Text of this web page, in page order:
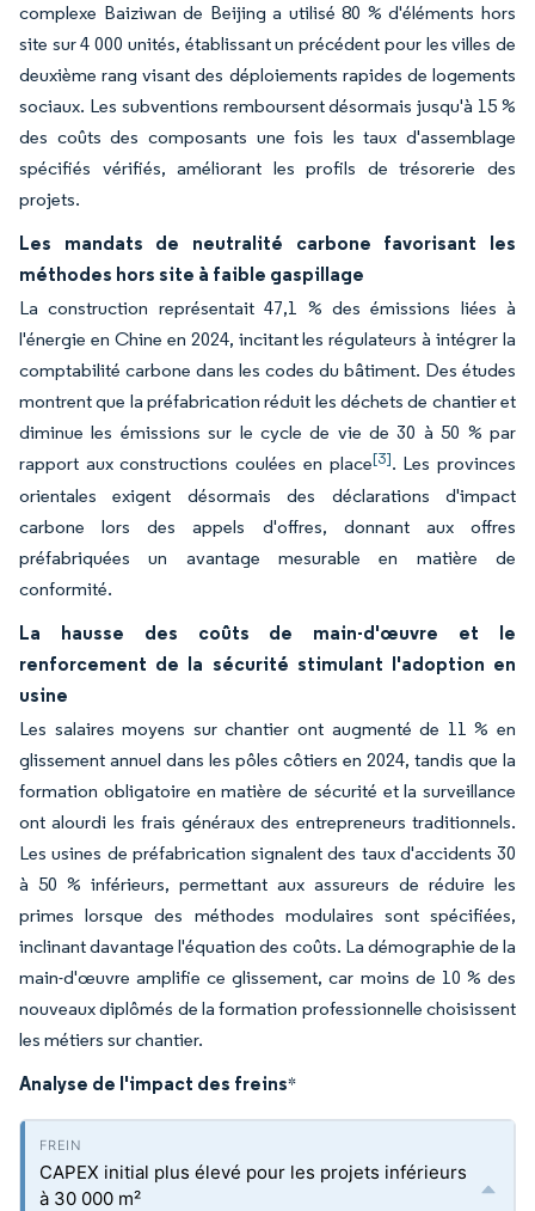
complexe Baiziwan de Beijing a utilisé 80 % d'éléments hors
site sur 4 000 unités, établissant un précédent pour les villes de
deuxième rang visant des déploiements rapides de logements
sociaux. Les subventions remboursent désormais jusqu'à 15 %
des coûts des composants une fois les taux d'assemblage
spécifiés vérifiés, améliorant les profils de trésorerie des
projets.
Les mandats de neutralité carbone favorisant les
méthodes hors site à faible gaspillage
La construction représentait 47,1 % des émissions liées à
l'énergie en Chine en 2024, incitant les régulateurs à intégrer la
comptabilité carbone dans les codes du bâtiment. Des études
montrent que la préfabrication réduit les déchets de chantier et
diminue les émissions sur le cycle de vie de 30 à 50 % par
rapport aux constructions coulées en place[3]. Les provinces
orientales exigent désormais des déclarations d'impact
carbone lors des appels d'offres, donnant aux offres
préfabriquées un avantage mesurable en matière de
conformité.
La hausse des coûts de main-d'œuvre et le
renforcement de la sécurité stimulant l'adoption en
usine
Les salaires moyens sur chantier ont augmenté de 11 % en
glissement annuel dans les pôles côtiers en 2024, tandis que la
formation obligatoire en matière de sécurité et la surveillance
ont alourdi les frais généraux des entrepreneurs traditionnels.
Les usines de préfabrication signalent des taux d'accidents 30
à 50 % inférieurs, permettant aux assureurs de réduire les
primes lorsque des méthodes modulaires sont spécifiées,
inclinant davantage l'équation des coûts. La démographie de la
main-d'œuvre amplifie ce glissement, car moins de 10 % des
nouveaux diplômés de la formation professionnelle choisissent
les métiers sur chantier.
Analyse de l'impact des freins*
CAPEX initial plus élevé pour les projets inférieurs
à 30 000 m²